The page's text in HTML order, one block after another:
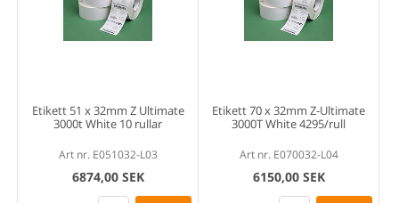
Etikett 51 x 32mm Z Ultimate
3000t White 10 rullar
Art nr. E051032-L03
6874,00 SEK
Etikett 70 x 32mm Z-Ultimate
3000T White 4295/rull
Art nr. E070032-L04
6150,00 SEK